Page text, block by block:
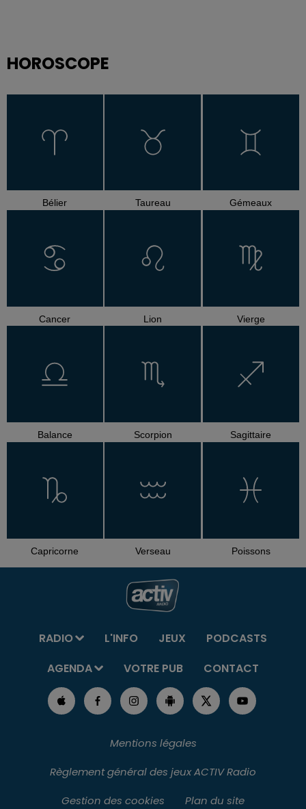
HOROSCOPE
Bélier Taureau Gémeaux
Cancer Lion Vierge
Balance Scorpion Sagittaire
Capricorne Verseau Poissons
RADIO L'INFO JEUX
PODCASTS
AGENDA
VOTRE PUB CONTACT
Mentions légales
Règlement général des jeux ACTIV Radio
Gestion des cookies
Plan du site